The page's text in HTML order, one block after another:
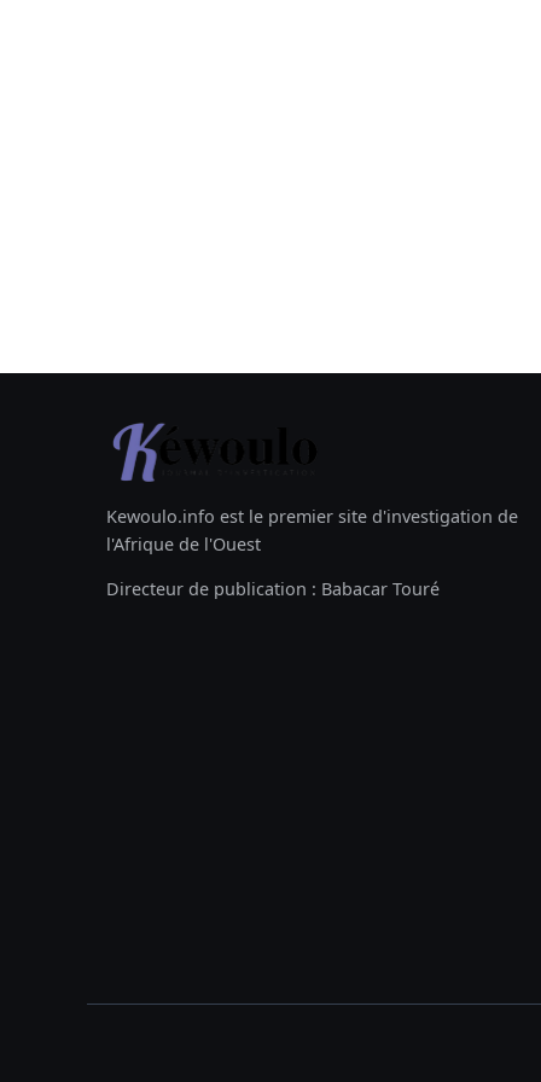
Kewoulo.info est le premier site d'investigation de
l'Afrique de l'Ouest
Directeur de publication : Babacar Touré